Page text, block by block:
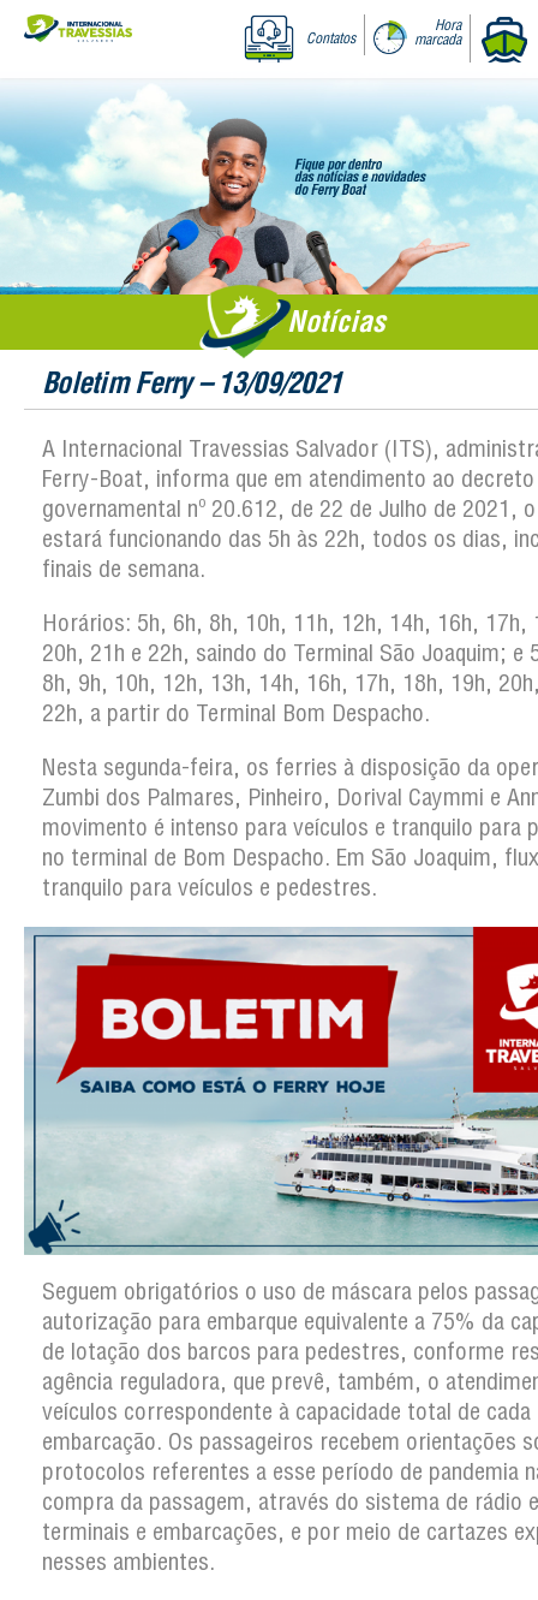
Contatos
Hora
marcada
Notícias
Boletim Ferry – 13/09/2021
A Internacional Travessias Salvador (ITS),
Ferry-Boat, informa que em atendimento ao decreto
governamental nº 20.612, de 22 de Julho de 2021,
estará funcionando das 5h às 22h, todos os dias,
finais de semana.
Horários: 5h, 6h, 8h, 10h, 11h, 12h, 14h, 16h, 17h,
20h, 21h e 22h, saindo do Terminal São Joaquim; e
8h, 9h, 10h, 12h, 13h, 14h, 16h, 17h, 18h, 19h,
22h, a partir do Terminal Bom Despacho.
Nesta segunda-feira, os ferries à disposição da
Zumbi dos Palmares, Pinheiro, Dorival Caymmi e
movimento é intenso para veículos e tranquilo para
no terminal de Bom Despacho. Em São Joaquim,
tranquilo para veículos e pedestres.
Seguem obrigatórios o uso de máscara pelos
autorização para embarque equivalente a 75% da
de lotação dos barcos para pedestres, conforme
agência reguladora, que prevê, também, o
veículos correspondente à capacidade total de cada
embarcação. Os passageiros recebem orientações
protocolos referentes a esse período de pandemia
compra da passagem, através do sistema de rádio
terminais e embarcações, e por meio de cartazes
nesses ambientes.